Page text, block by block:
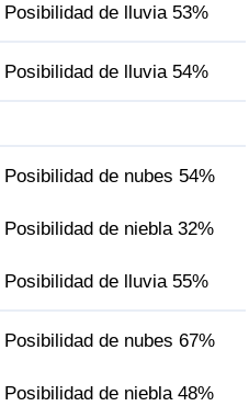
Posibilidad de lluvia 53%
Posibilidad de lluvia 54%
Posibilidad de nubes 54%
Posibilidad de niebla 32%
Posibilidad de lluvia 55%
Posibilidad de nubes 67%
Posibilidad de niebla 48%